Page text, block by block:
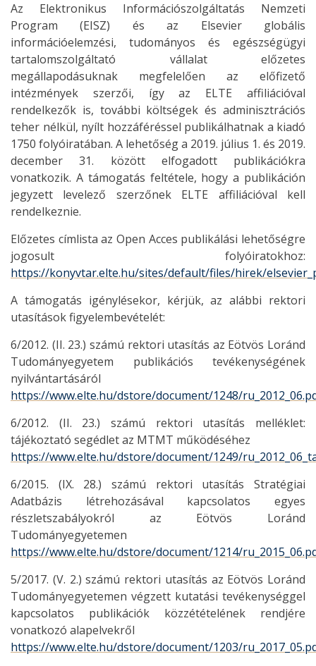
Az Elektronikus Információszolgáltatás Nemzeti
Program (EISZ) és az Elsevier globális
információelemzési, tudományos és egészségügyi
tartalomszolgáltató vállalat előzetes
megállapodásuknak megfelelően az előfizető
intézmények szerzői, így az ELTE affiliációval
rendelkezők is, további költségek és adminisztrációs
teher nélkül, nyílt hozzáféréssel publikálhatnak a kiadó
1750 folyóiratában. A lehetőség a 2019. július 1. és 2019.
december 31. között elfogadott publikációkra
vonatkozik. A támogatás feltétele, hogy a publikáción
jegyzett levelező szerzőnek ELTE affiliációval kell
rendelkeznie.
Előzetes címlista az Open Acces publikálási lehetőségre
jogosult folyóiratokhoz:
https://konyvtar.elte.hu/sites/default/files/hirek/
A támogatás igénylésekor, kérjük, az alábbi rektori
utasítások figyelembevételét:
6/2012. (II. 23.) számú rektori utasítás az Eötvös Loránd
Tudományegyetem publikációs tevékenységének
nyilvántartásáról
https://www.elte.hu/dstore/document/1248/
6/2012. (II. 23.) számú rektori utasítás melléklet:
tájékoztató segédlet az MTMT működéséhez
https://www.elte.hu/dstore/document/1249/
6/2015. (IX. 28.) számú rektori utasítás Stratégiai
Adatbázis létrehozásával kapcsolatos egyes
részletszabályokról az Eötvös Loránd
Tudományegyetemen
https://www.elte.hu/dstore/document/1214/
5/2017. (V. 2.) számú rektori utasítás az Eötvös Loránd
Tudományegyetemen végzett kutatási tevékenységgel
kapcsolatos publikációk közzétételének rendjére
vonatkozó alapelvekről
https://www.elte.hu/dstore/document/1203/